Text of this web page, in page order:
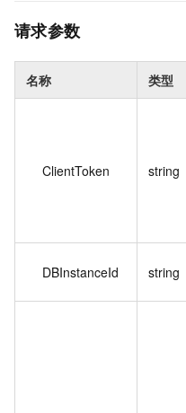
请求参数
名称 类型
ClientToken string
DBInstanceId string